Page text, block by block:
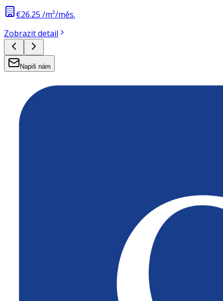
€26.25 /m²/měs.
Zobrazit detail
Napiš nám